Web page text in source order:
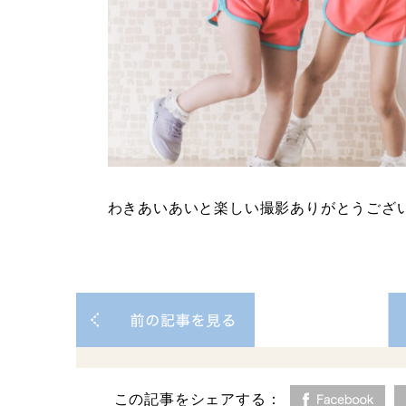
わきあいあいと楽しい撮影ありがとうござ
この記事をシェアする：